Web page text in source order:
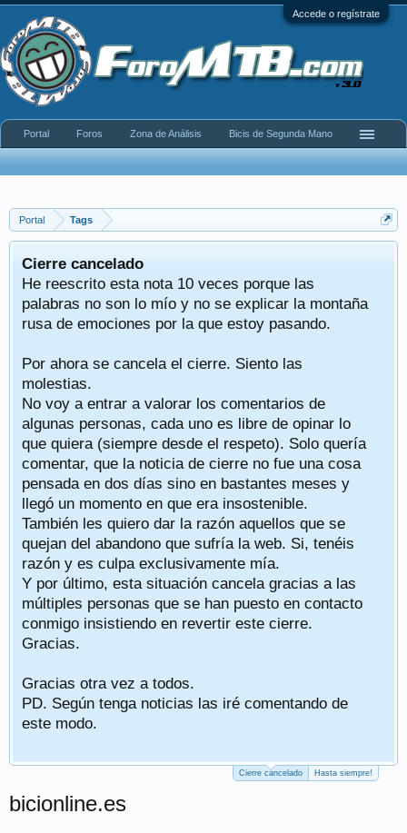
Accede o regístrate
Portal Tags
Cierre cancelado
He reescrito esta nota 10 veces porque las
palabras no son lo mío y no se explicar la montaña
rusa de emociones por la que estoy pasando.
Por ahora se cancela el cierre. Siento las
molestias.
No voy a entrar a valorar los comentarios de
algunas personas, cada uno es libre de opinar lo
que quiera (siempre desde el respeto). Solo quería
comentar, que la noticia de cierre no fue una cosa
pensada en dos días sino en bastantes meses y
llegó un momento en que era insostenible.
También les quiero dar la razón aquellos que se
quejan del abandono que sufría la web. Si, tenéis
razón y es culpa exclusivamente mía.
Y por último, esta situación cancela gracias a las
múltiples personas que se han puesto en contacto
conmigo insistiendo en revertir este cierre.
Gracias.
Gracias otra vez a todos.
PD. Según tenga noticias las iré comentando de
este modo.
Cierre cancelado Hasta siempre!
bicionline.es
Portal Foros Zona de Análisis Bicis de Segunda Mano